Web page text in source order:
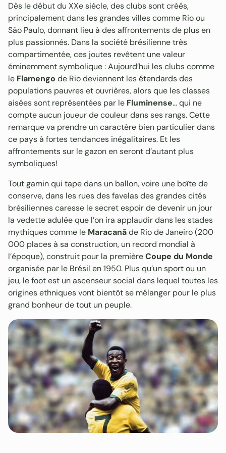
Dès le début du XXe siècle, des clubs sont créés,
principalement dans les grandes villes comme Rio ou
São Paulo, donnant lieu à des affrontements de plus en
plus passionnés. Dans la société brésilienne très
compartimentée, ces joutes revêtent une valeur
éminemment symbolique : Aujourd’hui les clubs comme
le Flamengo de Rio deviennent les étendards des
populations pauvres et ouvrières, alors que les classes
aisées sont représentées par le Fluminense… qui ne
compte aucun joueur de couleur dans ses rangs. Cette
remarque va prendre un caractère bien particulier dans
ce pays à fortes tendances inégalitaires. Et les
affrontements sur le gazon en seront d’autant plus
symboliques!
Tout gamin qui tape dans un ballon, voire une boîte de
conserve, dans les rues des favelas des grandes cités
brésiliennes caresse le secret espoir de devenir un jour
la vedette adulée que l’on ira applaudir dans les stades
mythiques comme le Maracanãde Rio de Janeiro (200
000 places à sa construction, un record mondial à
l’époque), construit pour la premièreCoupe du Monde
organisée par le Brésil en 1950. Plus qu’un sport ou un
jeu, le foot est un ascenseur social dans lequel toutes les
origines ethniques vont bientôt se mélanger pour le plus
grand bonheur de tout un peuple.